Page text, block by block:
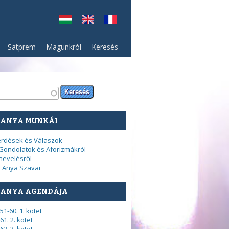
Satprem Magunkról Keresés
űrlap
MUNKÁI
és Válaszok
és Aforizmákról
Anya Szavai
AGENDÁJA
60. 1. kötet
2. kötet